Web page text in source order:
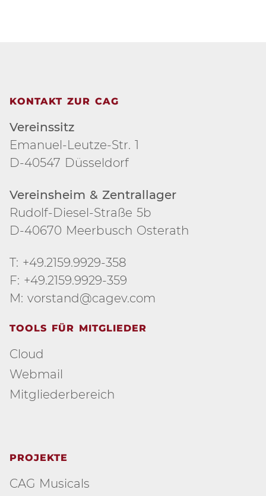
KONTAKT ZUR CAG
Vereinssitz
Emanuel-Leutze-Str. 1
D-40547 Düsseldorf
Vereinsheim & Zentrallager
Rudolf-Diesel-Straße 5b
D-40670 Meerbusch Osterath
T: +49.2159.9929-358
F: +49.2159.9929-359
M: vorstand@cagev.com
TOOLS FÜR MITGLIEDER
Cloud
Webmail
Mitgliederbereich
PROJEKTE
CAG Musicals